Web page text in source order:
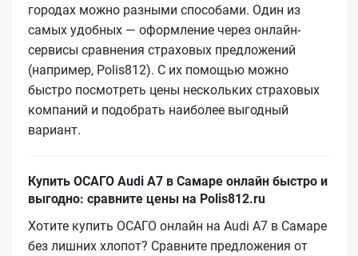
городах можно разными способами. Один из
самых удобных — оформление через онлайн-
сервисы сравнения страховых предложений
(например, Polis812). С их помощью можно
быстро посмотреть цены нескольких страховых
компаний и подобрать наиболее выгодный
вариант.
Купить ОСАГО Audi A7 в Самаре онлайн быстро и
выгодно: сравните цены на Polis812.ru
Хотите купить ОСАГО онлайн на Audi A7 в Самаре
без лишних хлопот? Сравните предложения от